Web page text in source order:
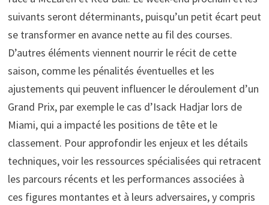
suivants seront déterminants, puisqu’un petit écart peut
se transformer en avance nette au fil des courses.
D’autres éléments viennent nourrir le récit de cette
saison, comme les pénalités éventuelles et les
ajustements qui peuvent influencer le déroulement d’un
Grand Prix, par exemple le cas d’Isack Hadjar lors de
Miami, qui a impacté les positions de tête et le
classement. Pour approfondir les enjeux et les détails
techniques, voir les ressources spécialisées qui retracent
les parcours récents et les performances associées à
ces figures montantes et à leurs adversaires, y compris